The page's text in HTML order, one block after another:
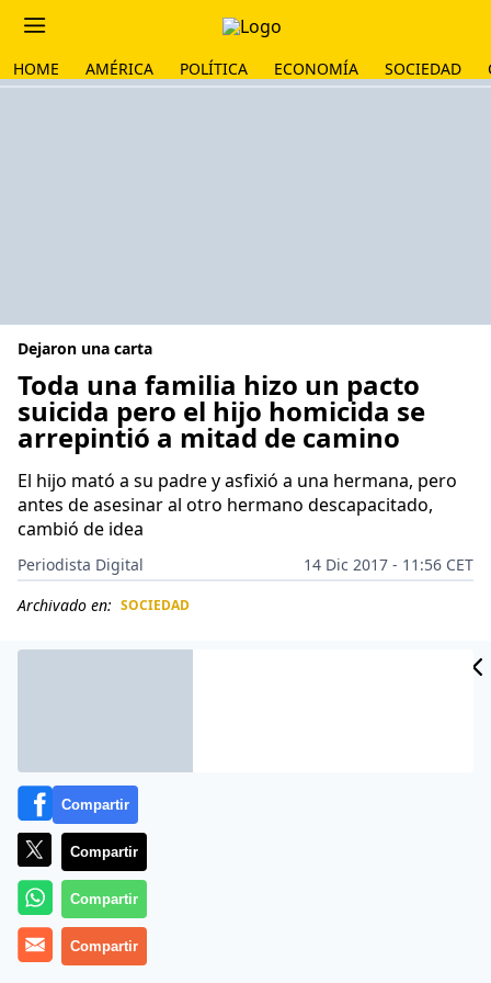
HOME AMÉRICA POLÍTICA ECONOMÍA SOCIEDAD
Dejaron una carta
Toda una familia hizo un pacto
suicida pero el hijo homicida se
arrepintió a mitad de camino
El hijo mató a su padre y asfixió a una hermana, pero
antes de asesinar al otro hermano descapacitado,
cambió de idea
Periodista Digital
14 Dic 2017 - 11:56 CET
Archivado en: SOCIEDAD
Acordaron un suicidio en familia y escribieron una
Compartir
Compartir
Compartir
Compartir